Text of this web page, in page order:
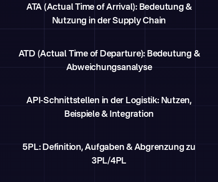
ATA (Actual Time of Arrival): Bedeutung &
Nutzung in der Supply Chain
ATD (Actual Time of Departure): Bedeutung &
Abweichungsanalyse
API-Schnittstellen in der Logistik: Nutzen,
Beispiele & Integration
5PL: Definition, Aufgaben & Abgrenzung zu
3PL/4PL